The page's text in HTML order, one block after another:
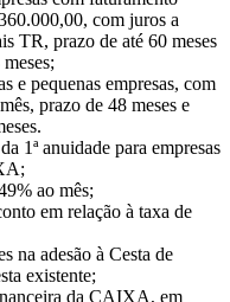
com juros a
TR, prazo de até 60 meses
e pequenas empresas, com
prazo de 48 meses e
1ª anuidade para empresas
ao mês;
em relação à taxa de
na adesão à Cesta de
existente;
da CAIXA, em